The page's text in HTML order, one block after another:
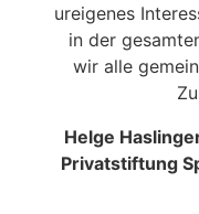
ureigenes
in der
wir alle
Helge
Privatstiftung